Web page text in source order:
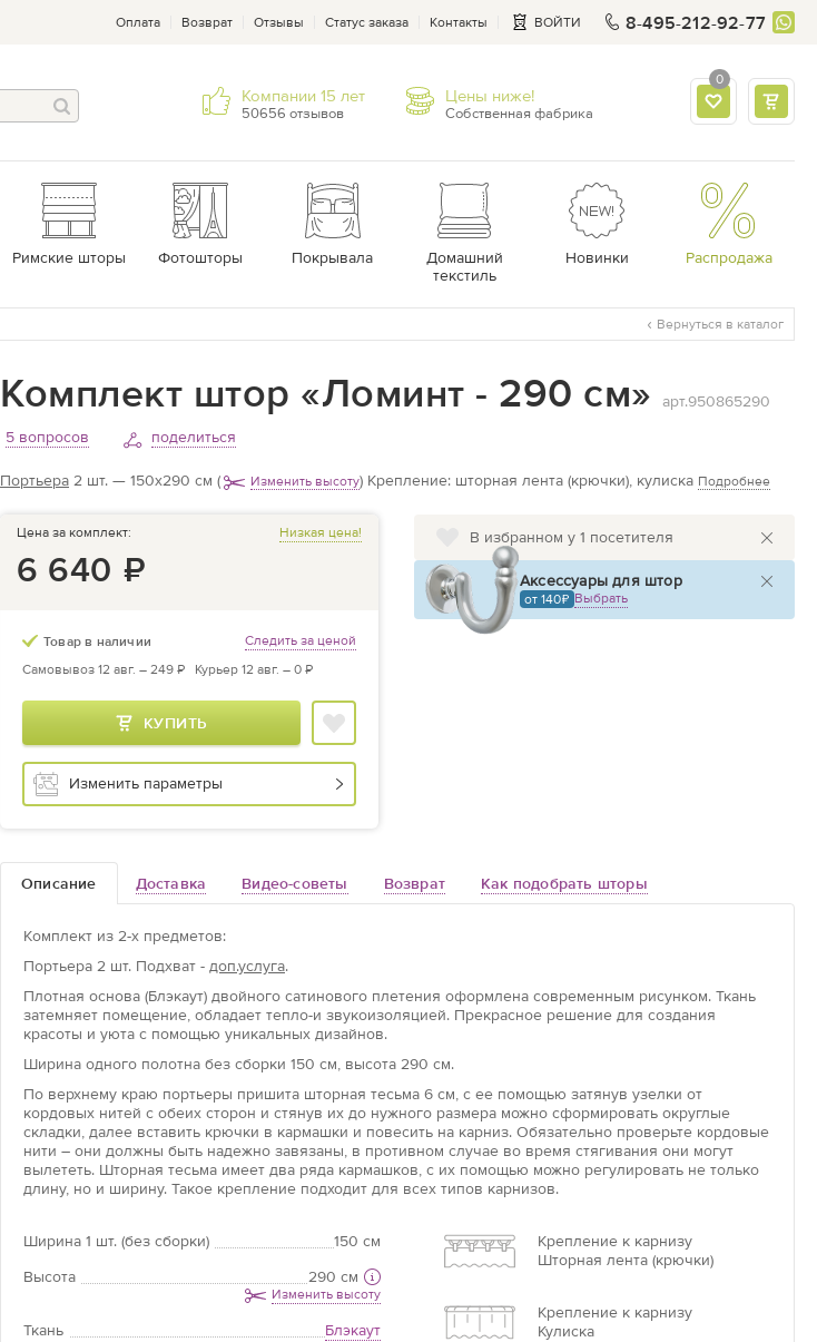
Оплата Возврат Отзывы Статус заказа Контакты ВОЙТИ 8-495-212-92-77
Компании 15 лет
50656 отзывов
Цены ниже!
Собственная фабрика
0
Римские шторы Фотошторы Покрывала
Домашний
текстиль
Новинки Распродажа
Вернуться в каталог
Увеличить
Комплект штор «Ломинт - 290 см»
арт.950865290
5 вопросов
поделиться
Портьера 2 шт. — 150х290 см ( Изменить высоту) Крепление: шторная лента (крючки), кулиска Подробнее
Цена за комплект: Низкая цена!
6 640 ₽
Товар в наличии
Следить за ценой
Самовывоз 12 авг. – 249 ₽ Курьер 12 авг. – 0 ₽
КУПИТЬ
Изменить параметры
В избранном у 1 посетителя
Аксессуары для штор
от 140 Выбрать
Описание Доставка Видео-советы Возврат Как подобрать шторы
Комплект из 2-х предметов:
Портьера 2 шт. Подхват - доп.услуга.
Плотная основа (Блэкаут) двойного сатинового плетения оформлена современным рисунком. Ткань
затемняет помещение, обладает тепло-и звукоизоляцией. Прекрасное решение для создания
красоты и уюта с помощью уникальных дизайнов.
Ширина одного полотна без сборки 150 см, высота 290 см.
По верхнему краю портьеры пришита шторная тесьма 6 см, с ее помощью затянув узелки от
кордовых нитей с обеих сторон и стянув их до нужного размера можно сформировать округлые
складки, далее вставить крючки в кармашки и повесить на карниз. Обязательно проверьте кордовые
нити – они должны быть надежно завязаны, в противном случае во время стягивания они могут
вылететь. Шторная тесьма имеет два ряда кармашков, с их помощью можно регулировать не только
длину, но и ширину. Такое крепление подходит для всех типов карнизов.
Ширина 1 шт. (без сборки)
150 см
Высота
290 см
Изменить высоту
Ткань
Блэкаут
Крепление к карнизу
Шторная лента (крючки)
Крепление к карнизу
Кулиска
Длина потолочного карниза
Длина карниза – это базовая цифра, от которой
необходимо отталкиваться при расчётах.
Измерьте ширину оконного проема +20 см =